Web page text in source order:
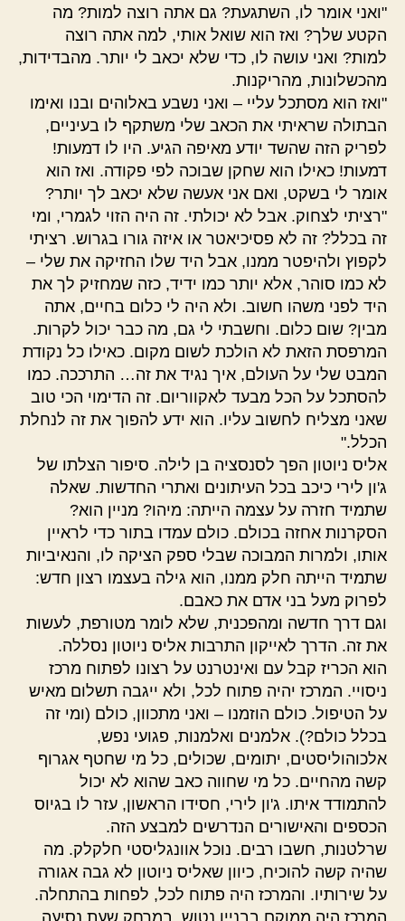
"ואני אומר לו, השתגעת? גם אתה רוצה למות? מה
הקטע שלך? ואז הוא שואל אותי, למה אתה רוצה
למות? ואני עושה לו, כדי שלא יכאב לי יותר. מהבדידות,
מהכשלונות, מהריקנות.
"ואז הוא מסתכל עליי – ואני נשבע באלוהים ובנו ואימו
הבתולה שראיתי את הכאב שלי משתקף לו בעיניים,
לפריק הזה שהשד יודע מאיפה הגיע. היו לו דמעות!
דמעות! כאילו הוא שחקן שבוכה לפי פקודה. ואז הוא
אומר לי בשקט, ואם אני אעשה שלא יכאב לך יותר?
"רציתי לצחוק. אבל לא יכולתי. זה היה הזוי לגמרי, ומי
זה בכלל? זה לא פסיכיאטר או איזה גורו בגרוש. רציתי
לקפוץ ולהיפטר ממנו, אבל היד שלו החזיקה את שלי –
לא כמו סוהר, אלא יותר כמו ידיד, כזה שמחזיק לך את
היד לפני משהו חשוב. ולא היה לי כלום בחיים, אתה
מבין? שום כלום. וחשבתי לי גם, מה כבר יכול לקרות.
המרפסת הזאת לא הולכת לשום מקום. כאילו כל נקודת
המבט שלי על העולם, איך נגיד את זה… התרככה. כמו
להסתכל על הכל מבעד לאקווריום. זה הדימוי הכי טוב
שאני מצליח לחשוב עליו. הוא ידע להפוך את זה לנחלת
הכלל."
אליס ניוטון הפך לסנסציה בן לילה. סיפור הצלתו של
ג'ון לירי כיכב בכל העיתונים ואתרי החדשות. שאלה
שתמיד חזרה על עצמה הייתה: מיהו? מניין הוא?
הסקרנות אחזה בכולם. כולם עמדו בתור כדי לראיין
אותו, ולמרות המבוכה שבלי ספק הציקה לו, והנאיביות
שתמיד הייתה חלק ממנו, הוא גילה בעצמו רצון חדש:
לפרוק מעל בני אדם את כאבם.
וגם דרך חדשה ומהפכנית, שלא לומר מטורפת, לעשות
את זה. הדרך לאייקון התרבות אליס ניוטון נסללה.
הוא הכריז קבל עם ואינטרנט על רצונו לפתוח מרכז
ניסויי. המרכז יהיה פתוח לכל, ולא ייגבה תשלום מאיש
על הטיפול. כולם הוזמנו – ואני מתכוון, כולם (ומי זה
בכלל כולם?). אלמנים ואלמנות, פגועי נפש,
אלכוהוליסטים, יתומים, שכולים, כל מי שחטף אגרוף
קשה מהחיים. כל מי שחווה כאב שהוא לא יכול
להתמודד איתו. ג'ון לירי, חסידו הראשון, עזר לו בגיוס
הכספים והאישורים הנדרשים למבצע הזה.
שרלטנות, חשבו רבים. נוכל אוונגליסטי חלקלק. מה
שהיה קשה להוכיח, כיוון שאליס ניוטון לא גבה אגורה
על שירותיו. והמרכז היה פתוח לכל, לפחות בהתחלה.
המרכז היה ממוקם בבניין נטוש, במרחק שעת נסיעה